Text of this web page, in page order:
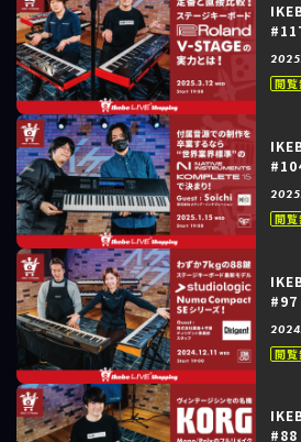
番
は
閲
ら“
閲
閲
#88